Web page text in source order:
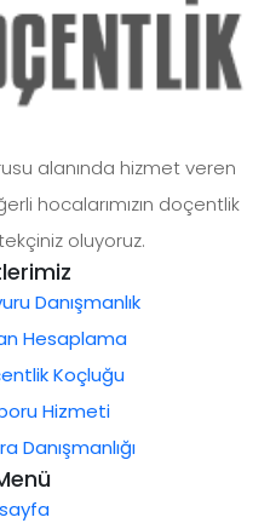
alanında hizmet veren
hocalarımızın doçentlik
oluyoruz.
Danışmanlık
Hesaplama
Koçluğu
Hizmeti
Danışmanlığı